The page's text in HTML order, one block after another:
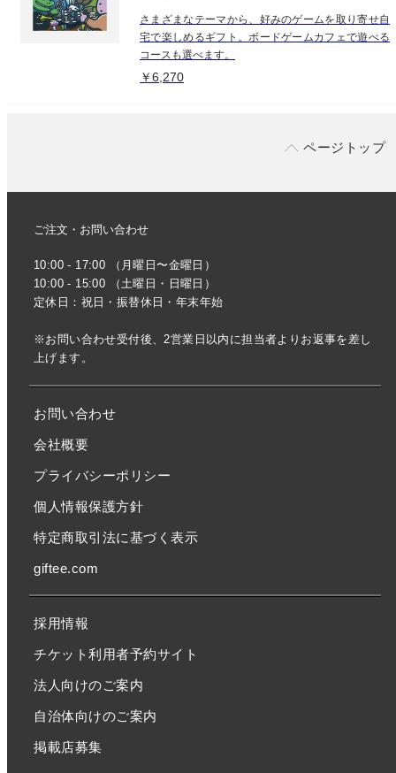
さまざまなテーマから、好みのゲームを取り寄せ自
宅で楽しめるギフト。ボードゲームカフェで遊べる
コースも選べます。
￥6,270
ページトップ
ご注文・お問い合わせ
10:00 - 17:00 （月曜日〜金曜日）
10:00 - 15:00 （土曜日・日曜日）
定休日：祝日・振替休日・年末年始
※お問い合わせ受付後、2営業日以内に担当者よりお返事を差し
上げます。
お問い合わせ
会社概要
プライバシーポリシー
個人情報保護方針
特定商取引法に基づく表示
giftee.com
採用情報
チケット利用者予約サイト
法人向けのご案内
自治体向けのご案内
掲載店募集